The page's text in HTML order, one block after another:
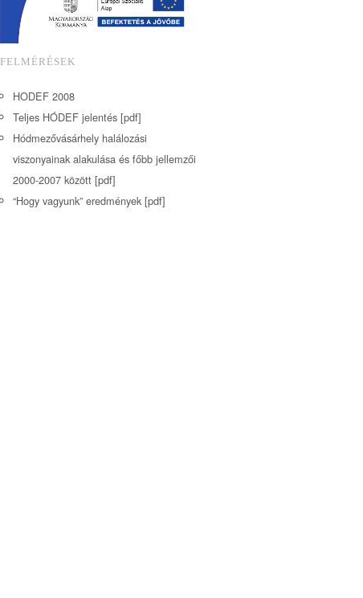
FELMÉRÉSEK
HODEF 2008
Teljes HÓDEF jelentés [pdf]
Hódmezővásárhely halálozási
viszonyainak alakulása és főbb jellemzői
2000-2007 között [pdf]
“Hogy vagyunk” eredmények [pdf]